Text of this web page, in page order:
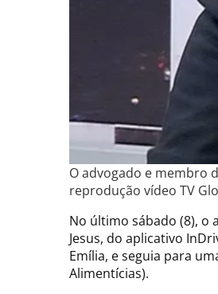
O advogado e membro
reprodução vídeo TV
No último sábado (8), o
Jesus, do aplicativo
Emília, e seguia para
Alimentícias).